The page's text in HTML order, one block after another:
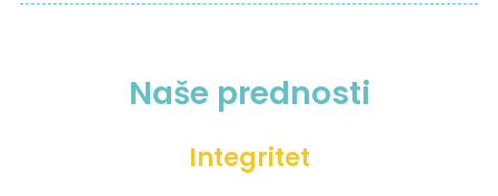
Naše prednosti
Integritet